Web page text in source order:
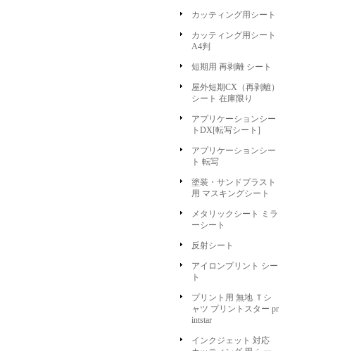
カッティング用シート
カッティング用シート
A4判
短期用 再剥離 シート
屋外短期CX（再剥離）
シート 在庫限り
アプリケーションシー
トDX[転写シート]
アプリケーションシー
ト 転写
塗装・サンドブラスト
用 マスキングシート
メタリックシート ミラ
ーシート
反射シート
アイロンプリント シー
ト
プリント用 無地 Ｔシ
ャツ プリントスター pr
intstar
インクジェット 対応